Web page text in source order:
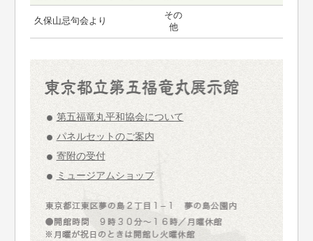
久保山忌句会より
その
他
第五福竜丸平和協会について
パネルセットのご案内
寄附の受付
ミュージアムショップ